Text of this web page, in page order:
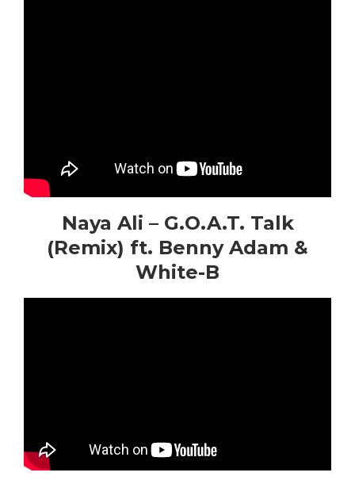
Naya Ali – G.O.A.T. Talk
(Remix) ft. Benny Adam &
White-B